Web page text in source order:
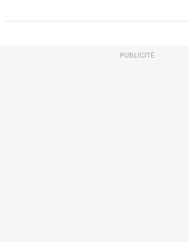
PUBLICITÉ